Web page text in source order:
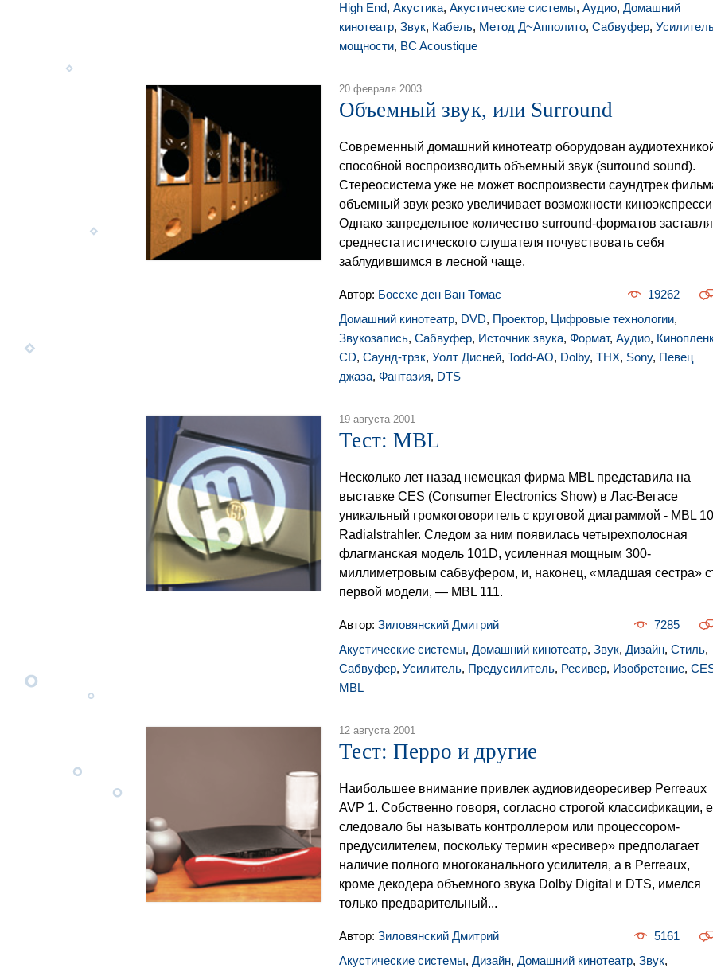
High End, Акустика, Акустические системы, Аудио, Домашний
кинотеатр, Звук, Кабель, Метод Д~Апполито, Сабвуфер,
мощности, BC Acoustique
20 февраля 2003
Объемный звук, или Surround
Современный домашний кинотеатр оборудован
способной воспроизводить объемный звук (surround sound).
Cтереосистема уже не может воспроизвести саундтрек
объемный звук резко увеличивает возможности
Однако запредельное количество surround-форматов
среднестатистического слушателя почувствовать себя
заблудившимся в лесной чаще.
Автор: Боссхе ден Ван Томас
19262
Домашний кинотеатр, DVD, Проектор, Цифровые технологии,
Звукозапись, Сабвуфер, Источник звука, Формат, Аудио,
CD, Саунд-трэк, Уолт Дисней, Todd-AO, Dolby, THX, Sony, Певец
джаза, Фантазия, DTS
19 августа 2001
Тест: MBL
Несколько лет назад немецкая фирма MBL представила на
выставке CES (Consumer Electronics Show) в Лас-Вегасе
уникальный громкоговоритель с круговой диаграммой - MBL
Radialstrahler. Следом за ним появилась четырехполосная
флагманская модель 101D, усиленная мощным 300-
миллиметровым сабвуфером, и, наконец, «младшая сестра»
первой модели, — MBL 111.
Автор: Зиловянский Дмитрий
7285
Акустические системы, Домашний кинотеатр, Звук, Дизайн, Стиль,
Сабвуфер, Усилитель, Предусилитель, Ресивер, Изобретение,
MBL
12 августа 2001
Тест: Перро и другие
Наибольшее внимание привлек аудиовидеоресивер Perreaux
AVP 1. Собственно говоря, согласно строгой классификации,
следовало бы называть контроллером или процессором-
предусилителем, поскольку термин «ресивер» предполагает
наличие полного многоканального усилителя, а в Perreaux,
кроме декодера объемного звука Dolby Digital и DTS, имелся
только предварительный...
Автор: Зиловянский Дмитрий
5161
Акустические системы, Дизайн, Домашний кинотеатр, Звук,